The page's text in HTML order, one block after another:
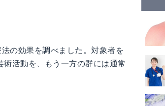
の効果を調べました。対象者を
活動を、もう一方の群には通常